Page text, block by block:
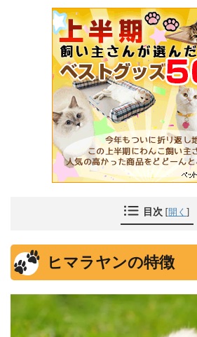
目次 [開く ]
ヒマラヤンの特徴